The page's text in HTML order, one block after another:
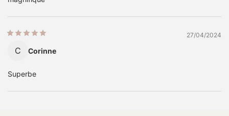
27/04/2024
C Corinne
Superbe